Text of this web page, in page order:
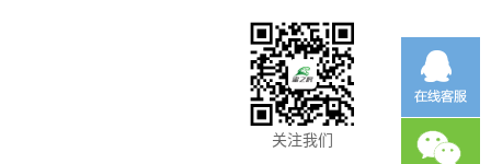
关注我们